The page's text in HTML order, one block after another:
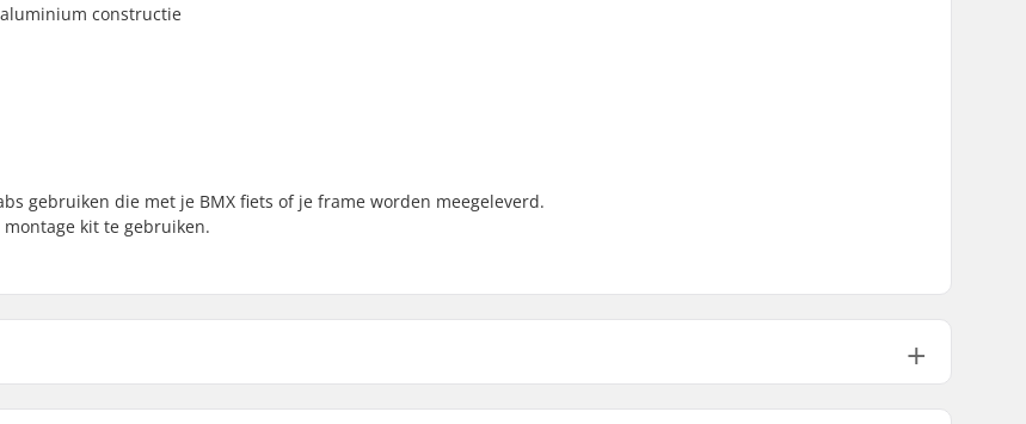
constructie
gebruiken die met je BMX fiets of je frame worden meegeleverd.
kit te gebruiken.
Gewicht: 159g